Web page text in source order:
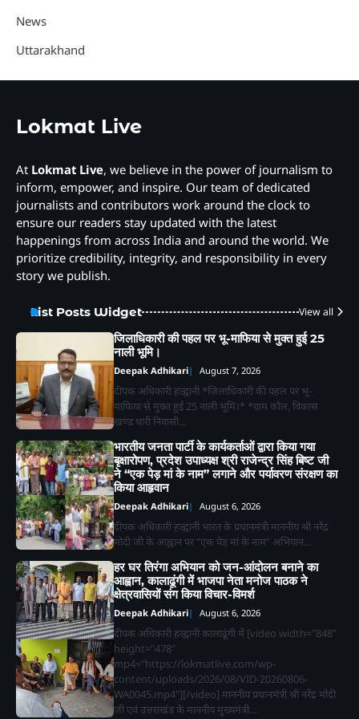
News
Uttarakhand
Lokmat Live
At Lokmat Live, we believe in the power of journalism to
inform, empower, and inspire. Our team of dedicated
journalists and contributors work around the clock to
ensure our readers stay updated with the latest
happenings from across India and around the world. We
prioritize credibility, integrity, and responsibility in every
story we publish.
List Posts Widget View all
जिलाधिकारी की पहल पर भू-माफिया से मुक्त हुई 25
नाली भूमि।
Deepak Adhikari August 7, 2026
दीपक अधिकारी हल्द्वानी *जिलाधिकारी की पहल पर भू-
माफिया से मुक्त हुई 25 नाली भूमि।* *ग्राम कौल, विकास
खण्ड धारी निवासी…
भारतीय जनता पार्टी के कार्यकर्ताओं द्वारा किया गया
बृक्षारोपण, प्रदेश उपाध्यक्ष श्री राजेन्द्र सिंह बिष्ट जी
ने “एक पेड़ मां के नाम” लगाने और पर्यावरण संरक्षण का
किया आहृवान
Deepak Adhikari August 6, 2026
दीपक अधिकारी हल्द्वानी भारत के प्रधानमंत्री माननीय श्री नरेंद्र
मोदी जी के आह्वान पर “एक पेड़ मां के नाम” अभियान…
हर घर तिरंगा अभियान को जन-आंदोलन बनाने का
आह्वान, कालाढूंगी में भाजपा नेता मनोज पाठक ने
क्षेत्रवासियों संग किया विचार-विमर्श
Deepak Adhikari August 6, 2026
दीपक अधिकारी हल्द्वानी कालाढूंगी में [video width="848"
height="478"
mp4="https://lokmatlive.com/wp-
content/uploads/2026/08/VID-20260806-
WA0045.mp4"][/video] माननीय प्रधानमंत्री श्री नरेंद्र मोदी
जी एवं उत्तराखंड के माननीय मुख्यमंत्री…